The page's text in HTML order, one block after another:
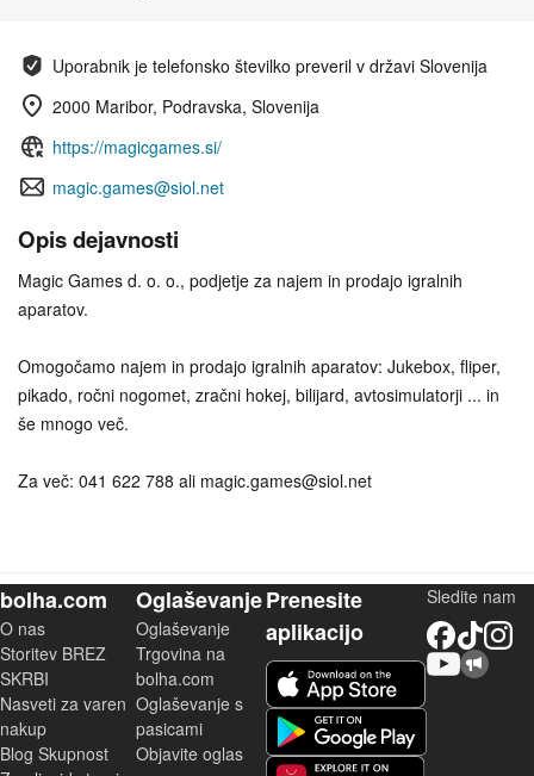
Uporabnik je telefonsko številko preveril v državi Slovenija
2000 Maribor, Podravska, Slovenija
https://magicgames.si/
magic.games@siol.net
Opis dejavnosti
Magic Games d. o. o., podjetje za najem in prodajo igralnih
aparatov.
Omogočamo najem in prodajo igralnih aparatov: Jukebox, fliper,
pikado, ročni nogomet, zračni hokej, bilijard, avtosimulatorji ... in
še mnogo več.
Za več: 041 622 788 ali magic.games@siol.net
bolha.com
O nas
Storitev BREZ
SKRBI
Nasveti za varen
nakup
Blog Skupnost
Oglaševanje
Oglaševanje
Trgovina na
bolha.com
Oglaševanje s
pasicami
Objavite oglas
Prenesite
aplikacijo
Sledite nam